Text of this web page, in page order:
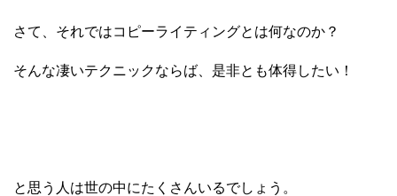
さて、それではコピーライティングとは何なのか？
そんな凄いテクニックならば、是非とも体得したい！
と思う人は世の中にたくさんいるでしょう。